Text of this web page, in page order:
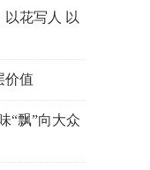
以花写人 以
价值
“飘”向大众